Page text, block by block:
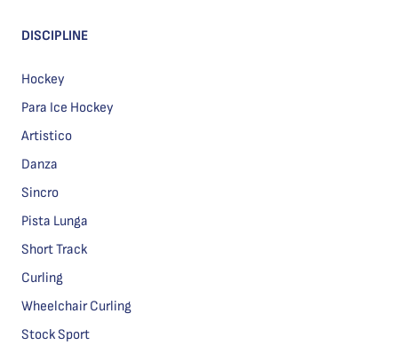
DISCIPLINE
Hockey
Para Ice Hockey
Artistico
Danza
Sincro
Pista Lunga
Short Track
Curling
Wheelchair Curling
Stock Sport